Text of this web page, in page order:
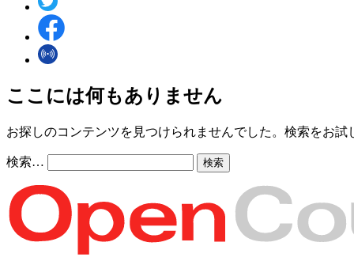
ここには何もありません
お探しのコンテンツを見つけられませんでした。検索をお試
検索…